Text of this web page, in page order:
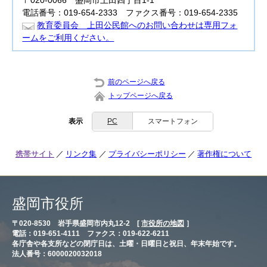
電話番号：019-654-2333 ファクス番号：019-654-2335
教育委員会 上田公民館へのお問い合わせは専用フォ
ームをご利用ください。
前のページへ戻る
トップページへ戻る
表示 PC スマートフォン
携帯サイト リンク集 プライバシーポリシー 著作権について
盛岡市役所
〒020-8530 岩手県盛岡市内丸12-2 [ 市役所の地図 ］
電話：019-651-4111 ファクス：019-622-6211
各庁舎や各支所などの閉庁日は、土曜・日曜日と祝日、年末年始です。
法人番号：6000020032018